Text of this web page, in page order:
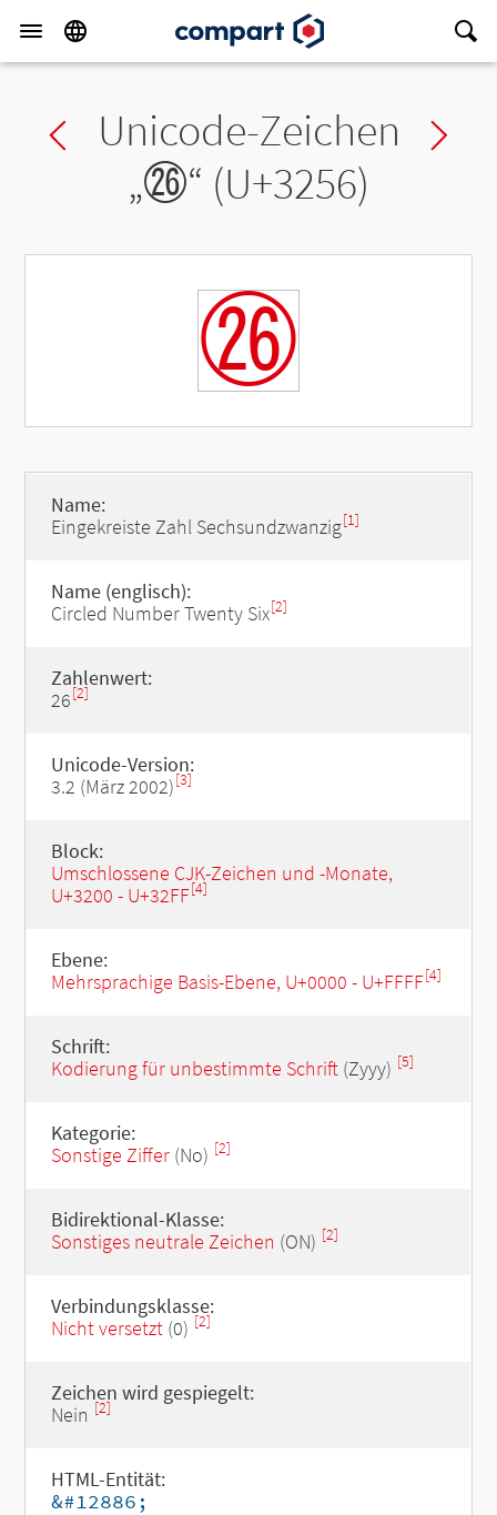
Previous char
Unicode-Zeichen
„㉖“ (U+3256)
㉖
Name:
Eingekreiste Zahl Sechsundzwanzig[1]
Name (englisch):
Circled Number Twenty Six[2]
Zahlenwert:
26[2]
Unicode-Version:
3.2 (März 2002)[3]
Block:
Umschlossene CJK-Zeichen und -Monate,
U+3200 - U+32FF[4]
Ebene:
Mehrsprachige Basis-Ebene, U+0000 - U+FFFF[4]
Schrift:
Kodierung für unbestimmte Schrift(Zyyy) [5]
Kategorie:
Sonstige Ziffer(No) [2]
Bidirektional-Klasse:
Sonstiges neutrale Zeichen (ON) [2]
Verbindungsklasse:
Nicht versetzt(0) [2]
Zeichen wird gespiegelt:
Nein [2]
HTML-Entität:
&#12886;